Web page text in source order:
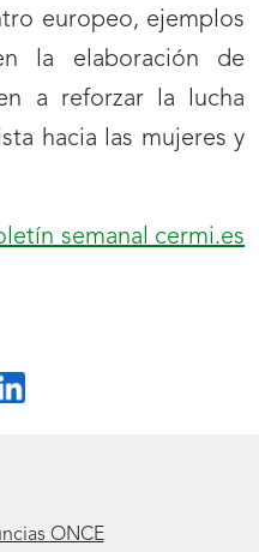
europeo, ejemplos
la elaboración de
a reforzar la lucha
hacia las mujeres y
semanal cermi.es
ONCE